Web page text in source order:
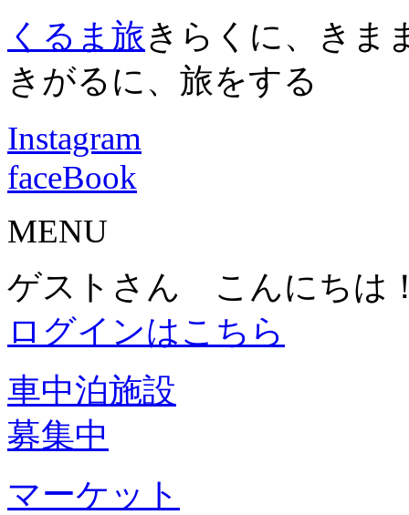
くるま旅きらくに、きま
きがるに、旅をする
Instagram
faceBook
MENU
ゲストさん こんにちは
ログインはこちら
車中泊施設
募集中
マーケット